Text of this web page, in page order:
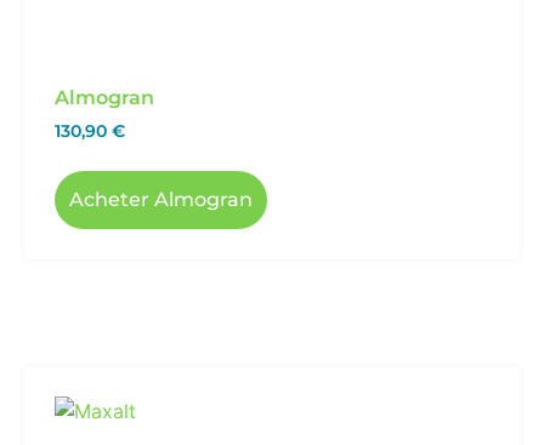
Almogran
130,90 €
Acheter Almogran